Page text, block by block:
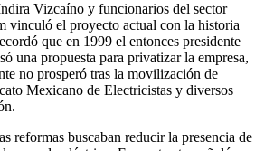
Vizcaíno y funcionarios del sector
vinculó el proyecto actual con la historia
que en 1999 el entonces presidente
una propuesta para privatizar la empresa,
no prosperó tras la movilización de
Mexicano de Electricistas y diversos
reformas buscaban reducir la presencia de